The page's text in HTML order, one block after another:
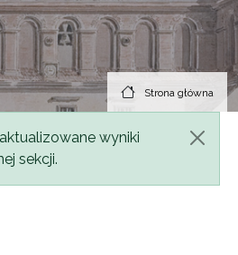
Strona główna
wyniki
sekcji.